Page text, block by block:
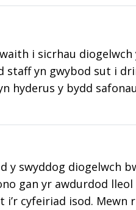
i sicrhau diogelwch
staff yn gwybod sut i
hyderus y bydd
y swyddog diogelwch
gan yr awdurdod
cyfeiriad isod.